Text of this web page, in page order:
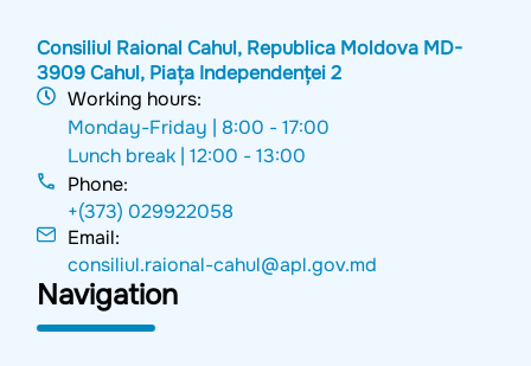
Consiliul Raional Cahul, Republica Moldova MD-
3909 Cahul, Piața Independenței 2
Working hours:
Monday-Friday | 8:00 - 17:00
Lunch break |12:00 - 13:00
Phone:
+(373) 029922058
Email:
consiliul.raional-cahul@apl.gov.md
Navigation